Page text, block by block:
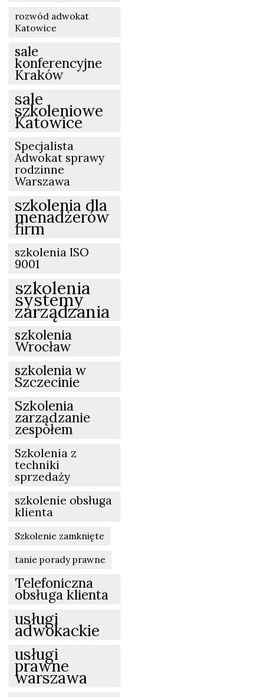
rozwód adwokat
Katowice
sale
konferencyjne
Kraków
sale
szkoleniowe
Katowice
Specjalista
Adwokat sprawy
rodzinne
Warszawa
szkolenia dla
menadżerów
firm
szkolenia ISO
9001
szkolenia
systemy
zarządzania
szkolenia
Wrocław
szkolenia w
Szczecinie
Szkolenia
zarządzanie
zespołem
Szkolenia z
techniki
sprzedaży
szkolenie obsługa
klienta
Szkolenie zamknięte
tanie porady prawne
Telefoniczna
obsługa klienta
usługi
adwokackie
usługi
prawne
warszawa